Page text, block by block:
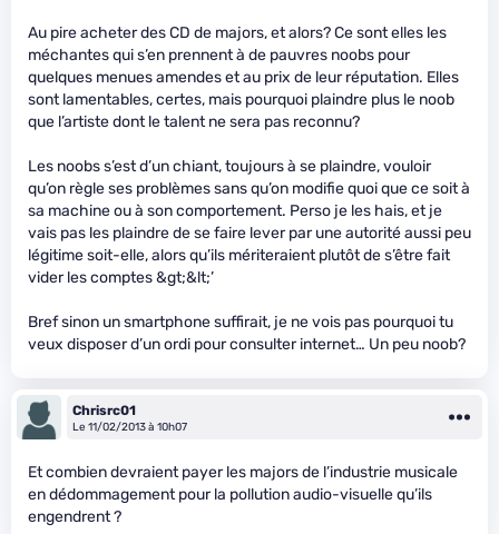
Au pire acheter des CD de majors, et alors? Ce sont elles les
méchantes qui s’en prennent à de pauvres noobs pour
quelques menues amendes et au prix de leur réputation. Elles
sont lamentables, certes, mais pourquoi plaindre plus le noob
que l’artiste dont le talent ne sera pas reconnu?
Les noobs s’est d’un chiant, toujours à se plaindre, vouloir
qu’on règle ses problèmes sans qu’on modifie quoi que ce soit à
sa machine ou à son comportement. Perso je les hais, et je
vais pas les plaindre de se faire lever par une autorité aussi peu
légitime soit-elle, alors qu’ils mériteraient plutôt de s’être fait
vider les comptes &gt;&lt;’
Bref sinon un smartphone suffirait, je ne vois pas pourquoi tu
veux disposer d’un ordi pour consulter internet… Un peu noob?
Chrisrc01
Le 11/02/2013 à 10h07
Et combien devraient payer les majors de l’industrie musicale
en dédommagement pour la pollution audio-visuelle qu’ils
engendrent ?